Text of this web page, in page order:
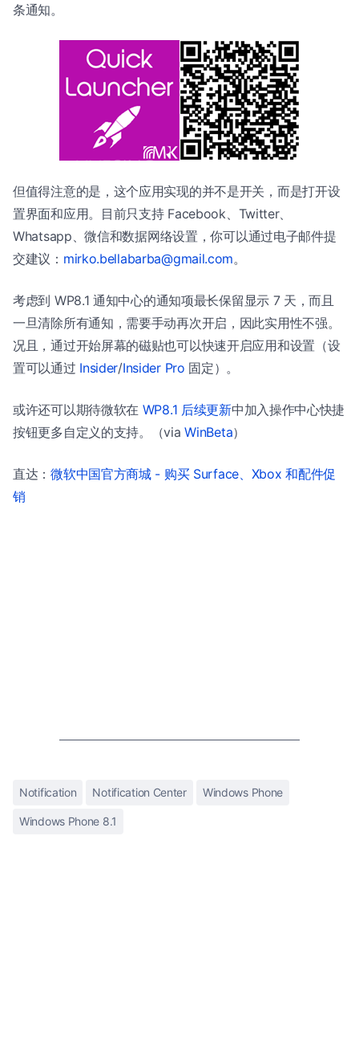
条通知。
但值得注意的是，这个应用实现的并不是开关，而是打开设
置界面和应用。目前只支持 Facebook、Twitter、
Whatsapp、微信和数据网络设置，你可以通过电子邮件提
交建议： mirko.bellabarba@gmail.com。
考虑到 WP8.1 通知中心的通知项最长保留显示 7 天，而且
一旦清除所有通知，需要手动再次开启，因此实用性不强。
况且，通过开始屏幕的磁贴也可以快速开启应用和设置（设
置可以通过 Insider/Insider Pro 固定）。
或许还可以期待微软在 WP8.1 后续更新中加入操作中心快捷
按钮更多自定义的支持。（viaWinBeta）
直达：微软中国官方商城 - 购买 Surface、Xbox 和配件促
销
Notification Notification Center Windows Phone
Windows Phone 8.1